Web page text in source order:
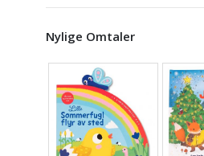
Nylige Omtaler